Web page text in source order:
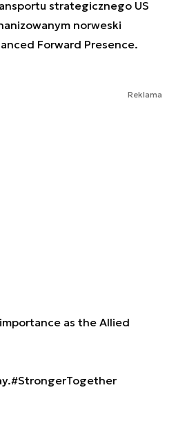
strategicznego US
norweski
Forward Presence.
Reklama
as the Allied
#StrongerTogether